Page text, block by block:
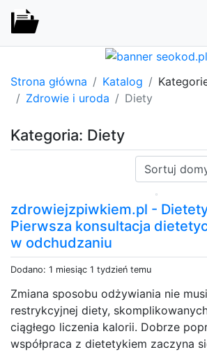
Strona główna Katalog
Zdrowie i uroda
Diety
Kategoria: Diety
Sortuj:
zdrowiejzpiwkiem.pl -
Pierwsza konsultacja
w odchudzaniu
Dodano: 1 miesiąc 1 tydzień temu
Zmiana sposobu odżywiania nie
restrykcyjnej diety,
ciągłego liczenia kalorii. Dobrze
współpraca z dietetykiem zaczyna